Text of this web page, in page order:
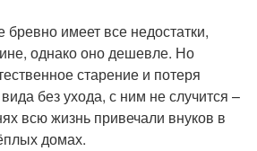
имеет все недостатки,
однако оно дешевле. Но
старение и потеря
без ухода, с ним не случится –
всю жизнь привечали внуков в
домах.